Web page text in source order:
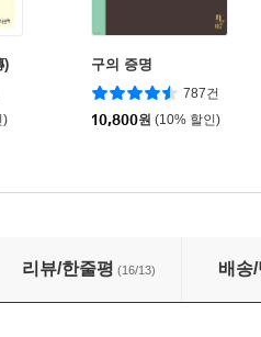
)
)
구의 증명
787건
10,800원 (10% 할인)
수상작품집 2007~2020 특별판
리뷰/한줄평 (16/13) 배송